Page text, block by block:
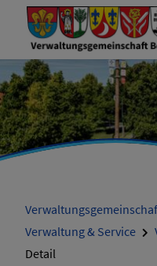
Verwaltung & Service
Detail